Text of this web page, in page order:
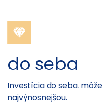
do seba
Investícia do seba,
najvýnosnejšou.